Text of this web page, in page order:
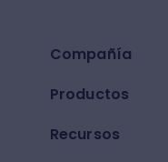
Compañía
Productos
Recursos